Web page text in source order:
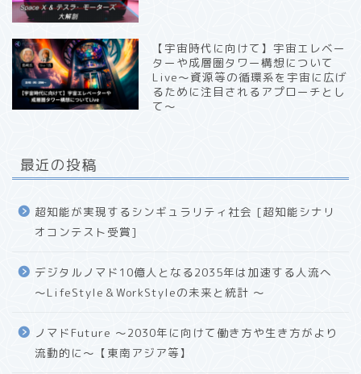
【宇宙時代に向けて】宇宙エレベー
ターや成層圏タワー構想について
Live〜資源等の循環系を宇宙に広げ
るために注目されるアプローチとし
て〜
最近の投稿
超知能が実現するシンギュラリティ社会 [超知能シナリ
オコンテスト受賞]
デジタルノマド10億人となる2035年は加速する人流へ
〜LifeStyle＆WorkStyleの未来と統計 〜
ノマドFuture 〜2030年に向けて働き方や生き方がより
流動的に〜【東南アジア等】